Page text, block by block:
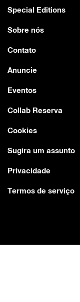
Special Editions
Sobre nós
Contato
Anuncie
Eventos
Collab Reserva
Cookies
Sugira um assunto
Privacidade
Termos de serviço